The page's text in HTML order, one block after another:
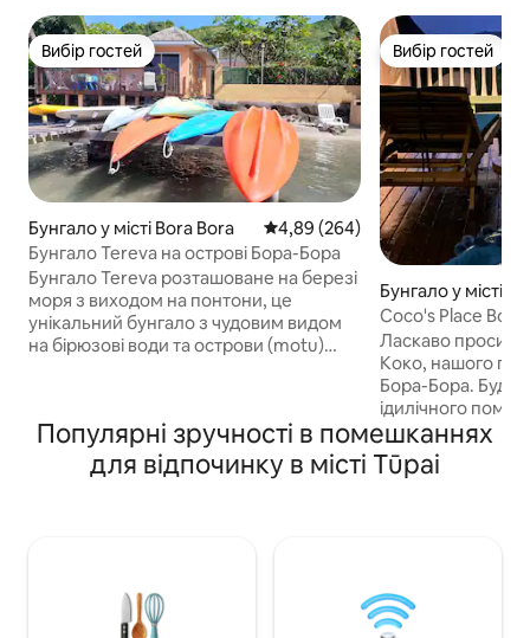
Вибір гостей
Вибір гостей
Бунгало у місті Bora Bora Середня оцінка: 4,89 з 5,
4,89 (264)
Бунгало Tereva на острові Бора-Бора
Бунгало Tereva розташоване на березі
моря з виходом на понтони, це
унікальний бунгало з чудовим видом
на бірюзові води та острови (motu)
Ми забезпечуємо трансфер під час
прибуття та виїзду (з зупинкою в
супермаркеті), повідомляємо час
транспортних засобів. Ще
побачимося!
Вибір гостей
Вибір гостей
Бунгало у місті
Coco's Place
включено
Ласкаво
Коко, нашого
Бора-Бора.
ідилічного
побудованого
його хороший
володів своїм
передач, базове
Оновлення до
автоматична
Популярні зручності в помешканнях
для відпочинку в місті Tūpai